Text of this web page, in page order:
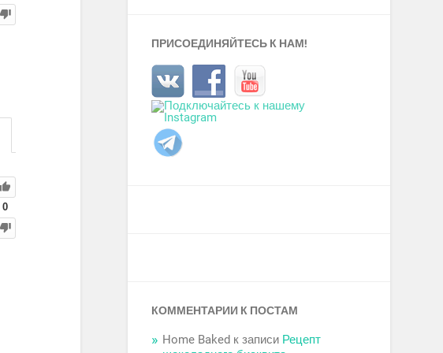
0
ПРИСОЕДИНЯЙТЕСЬ К НАМ!
КОММЕНТАРИИ К ПОСТАМ
Home Baked к записи Рецепт